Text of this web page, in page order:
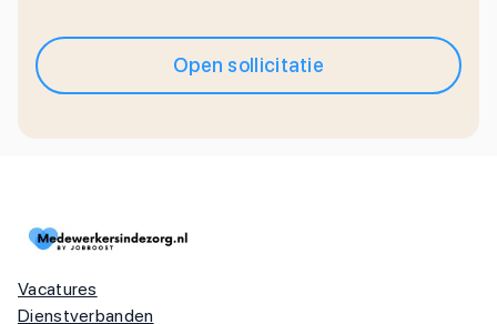
Open sollicitatie
Vacatures
Dienstverbanden